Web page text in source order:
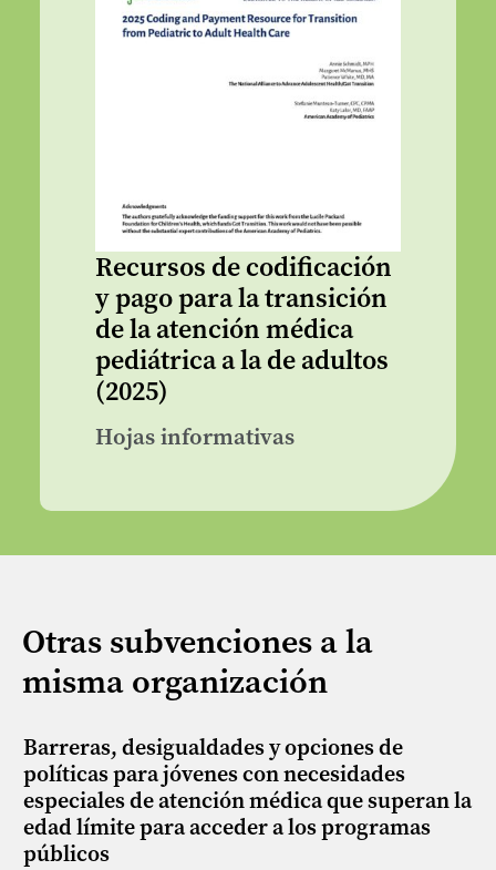
Recursos de codificación
y pago para la transición
de la atención médica
pediátrica a la de adultos
(2025)
Hojas informativas
Otras subvenciones a la
misma organización
Barreras, desigualdades y opciones de
políticas para jóvenes con necesidades
especiales de atención médica que superan la
edad límite para acceder a los programas
públicos